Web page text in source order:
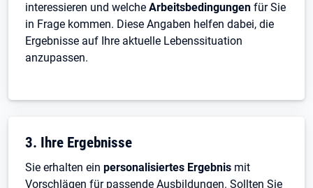
interessieren und welche Arbeitsbedingungen für Sie
in Frage kommen. Diese Angaben helfen dabei, die
Ergebnisse auf Ihre aktuelle Lebenssituation
anzupassen.
3. Ihre Ergebnisse
Sie erhalten ein personalisiertes Ergebnis mit
Vorschlägen für passende Ausbildungen. Sollten Sie